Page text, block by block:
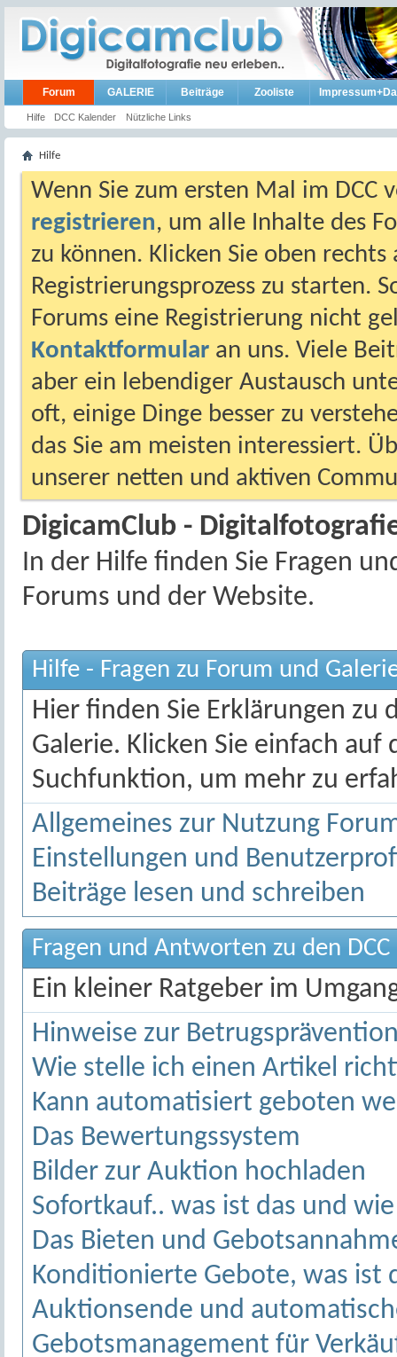
Forum
Hilfe DCC Kalender Nützliche Links
GALERIE Beiträge Zooliste
Hilfe
Wenn Sie zum ersten Mal im DCC
registrieren, um alle Inhalte des
zu können. Klicken Sie oben
Registrierungsprozess zu starten.
Forums eine Registrierung nicht
Kontaktformular an uns. Viele
aber ein lebendiger Austausch
oft, einige Dinge besser zu
das Sie am meisten interessiert.
unserer netten und aktiven
DigicamClub -
In der Hilfe finden Sie Fragen
Forums und der Website.
Hilfe - Fragen zu Forum und
Hier finden Sie Erklärungen
Galerie. Klicken Sie einfach
Suchfunktion, um mehr zu
Allgemeines zur Nutzung
Einstellungen und
Beiträge lesen und schreiben
Fragen und Antworten zu den
Ein kleiner Ratgeber im
Hinweise zur
Wie stelle ich einen Artikel
Kann automatisiert geboten
Das Bewertungssystem
Bilder zur Auktion hochladen
Sofortkauf.. was ist das und
Das Bieten und
Konditionierte Gebote, was ist
Auktionsende und
Gebotsmanagement für